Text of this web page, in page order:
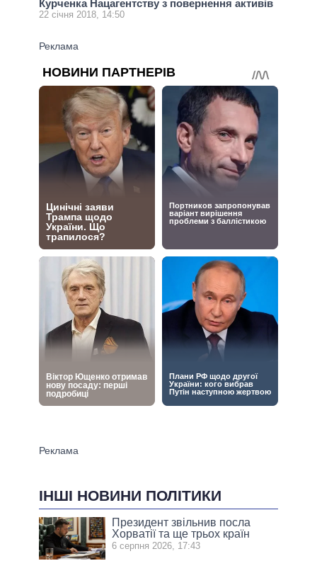
Курченка Нацагентству з повернення активів
22 січня 2018, 14:50
ІНШІ НОВИНИ ПОЛІТИКИ
Президент звільнив посла
Хорватії та ще трьох країн
6 серпня 2026, 17:43